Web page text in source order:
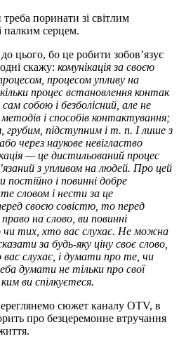
поринати зі світлим
палким серцем.
цього, бо це робити зобов’язує
скажу: комунікація за своєю
процесом упливу на
процес встановлення контак
сам собою і безболісний, але не
і способів контактування;
грубим, підступним і т. п. І лише з
через наукове невігластво
— це дисти­льований процес
з упливом на людей. Про цей
постійно і повинні добре
словом і нести за це
своєю совістю, то перед
на слово, ви повинні
чи тих, хто вас слухає. Не можна
за будь-яку ціну своє слово,
слухає, і думати про те, чи
думати не тільки про свої
ким ви спілкуєтеся.
сюжет каналу OTV, в
про безцеремонне втручання